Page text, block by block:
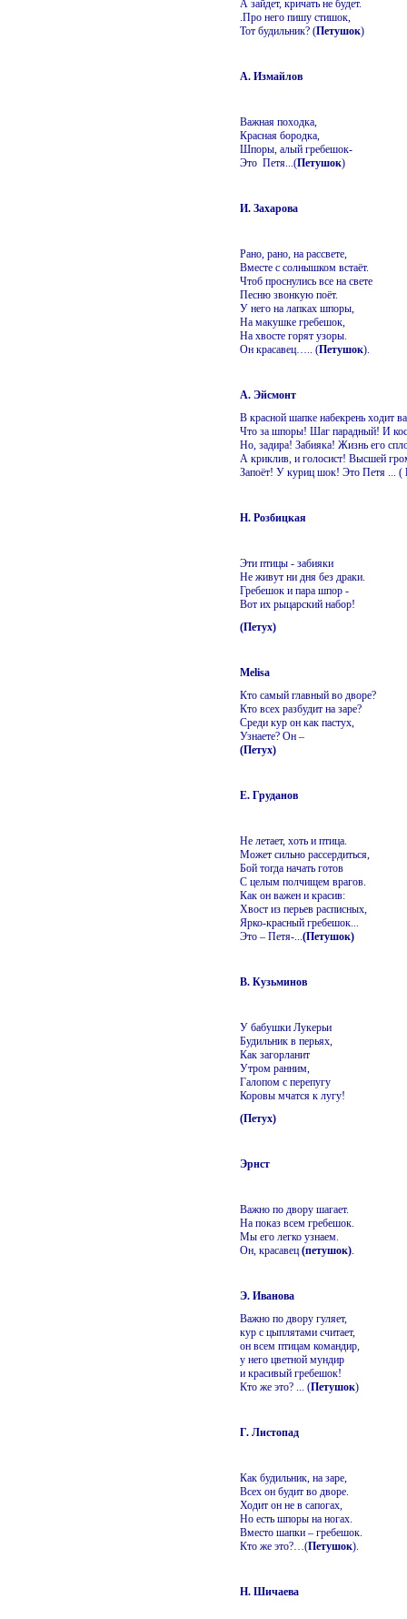
А зайдет, кричать не будет.
.Про него пишу стишок,
Тот будильник? (Петушок)
А. Измайлов
Важная походка,
Красная бородка,
Шпоры, алый гребешок-
Это Петя...(Петушок)
И. Захарова
Рано, рано, на рассвете,
Вместе с солнышком встаёт.
Чтоб проснулись все на свете
Песню звонкую поёт.
У него на лапках шпоры,
На макушке гребешок,
На хвосте горят узоры.
Он красавец….. (Петушок).
А. Эйсмонт
В красной шапке набекрень ходит
Что за шпоры! Шаг парадный! И
Но, задира! Забияка! Жизнь его
А криклив, и голосист! Высшей
Запоёт! У куриц шок! Это Петя ... (
Н. Розбицкая
Эти птицы - забияки
Не живут ни дня без драки.
Гребешок и пара шпор -
Вот их рыцарский набор!
(Петух)
Melisa
Кто самый главный во дворе?
Кто всех разбудит на заре?
Среди кур он как пастух,
Узнаете? Он –
(Петух)
Е. Груданов
Не летает, хоть и птица.
Может сильно рассердиться,
Бой тогда начать готов
С целым полчищем врагов.
Как он важен и красив:
Хвост из перьев расписных,
Ярко-красный гребешок...
Это – Петя-... (Петушок)
В. Кузьминов
У бабушки Лукерьи
Будильник в перьях,
Как загорланит
Утром ранним,
Галопом с перепугу
Коровы мчатся к лугу!
(Петух)
Эрнст
Важно по двору шагает.
На показ всем гребешок.
Мы его легко узнаем.
Он, красавец (петушок).
Э. Иванова
Важно по двору гуляет,
кур с цыплятами считает,
он всем птицам командир,
у него цветной мундир
и красивый гребешок!
Кто же это? ... (Петушок)
Г. Листопад
Как будильник, на заре,
Всех он будит во дворе.
Ходит он не в сапогах,
Но есть шпоры на ногах.
Вместо шапки – гребешок.
Кто же это?…(Петушок).
Н. Шичаева